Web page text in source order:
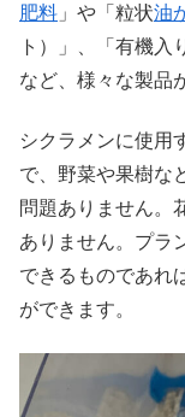
肥料 」や「粒状油
ト）」、「有機入
など、様々な製品
シクラメンに使用
で、野菜や果樹な
問題ありません。
ありません。プラ
できるものであれ
ができます。